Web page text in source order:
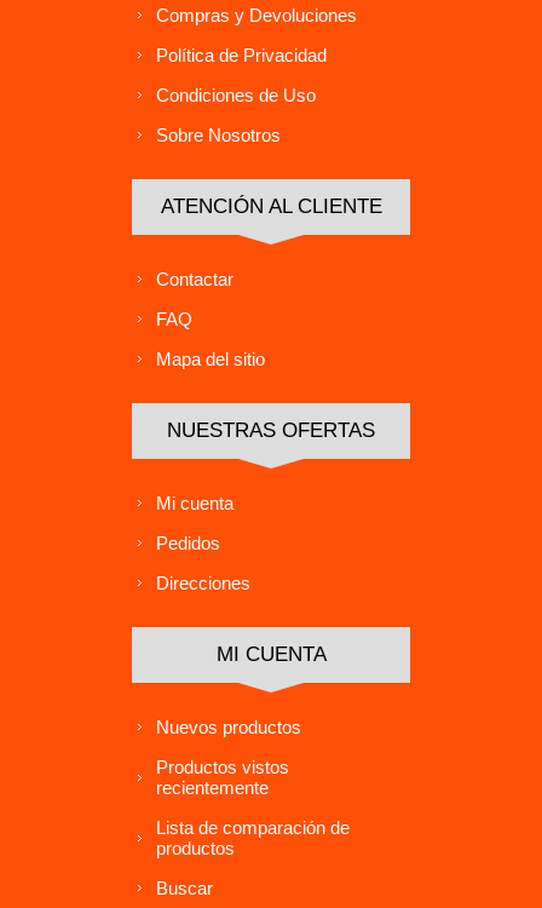
Compras y Devoluciones
Política de Privacidad
Condiciones de Uso
Sobre Nosotros
ATENCIÓN AL CLIENTE
Contactar
FAQ
Mapa del sitio
NUESTRAS OFERTAS
Mi cuenta
Pedidos
Direcciones
MI CUENTA
Nuevos productos
Productos vistos
recientemente
Lista de comparación de
productos
Buscar